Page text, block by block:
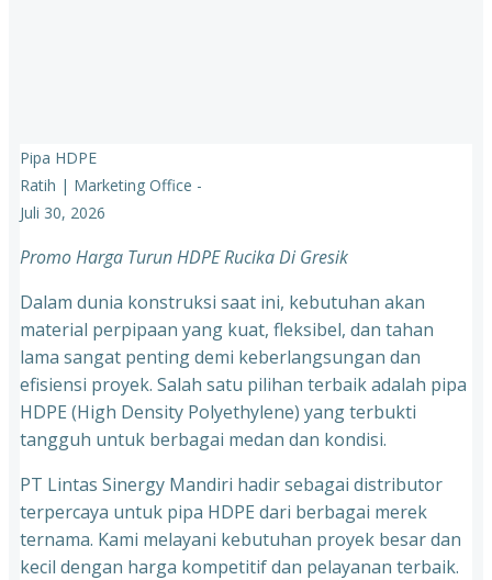
Pipa HDPE
Ratih | Marketing Office -
Juli 30, 2026
Promo Harga Turun HDPE Rucika Di Gresik
Dalam dunia konstruksi saat ini, kebutuhan akan
material perpipaan yang kuat, fleksibel, dan tahan
lama sangat penting demi keberlangsungan dan
efisiensi proyek. Salah satu pilihan terbaik adalah pipa
HDPE (High Density Polyethylene) yang terbukti
tangguh untuk berbagai medan dan kondisi.
PT Lintas Sinergy Mandiri hadir sebagai distributor
terpercaya untuk pipa HDPE dari berbagai merek
ternama. Kami melayani kebutuhan proyek besar dan
kecil dengan harga kompetitif dan pelayanan terbaik.